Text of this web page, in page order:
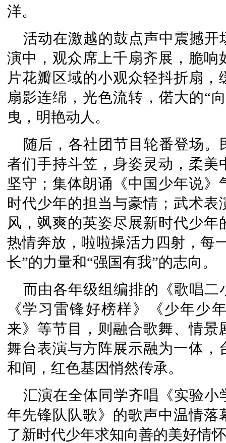
洋。
活动在激越的鼓点声中震撼
演中，观众席上千扇齐展，脆
片花瓣区域的小观众轻抖折扇
扇影连绵，光色流转，偌大的“
曳，明艳动人。
随后，各社团节目轮番登场
者们手持斗笠，身姿灵动，柔
坚守；集体朗诵《中国少年说
时代少年的担当与豪情；武术
风，飒爽的英姿尽展新时代少
热情奔放，啦啦操活力四射，每
长”的力量和“强国有我”的志向。
而由各年级组编排的《歌唱
《学习雷锋好榜样》《少年少
来》等节目，则融合歌舞、情
舞台表演与方阵展示融为一体
和间，红色基因悄然传承。
汇演在全体同学齐唱《实验
年先锋队队歌》的歌声中温情
了新时代少年求知向善的美好情